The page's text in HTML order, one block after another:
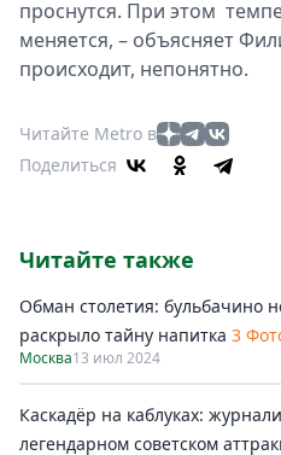
проснутся. При этом
меняется, – объясняет
происходит, непонятно.
Читайте Metro в
Поделиться
Читайте также
Обман столетия: бульбачино
раскрыло тайну напитка 3
Москва13 июл 2024
Каскадёр на каблуках:
легендарном советском